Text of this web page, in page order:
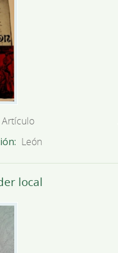
Artículo
León
local